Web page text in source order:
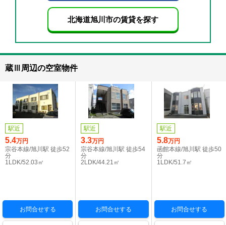
北海道旭川市の賃貸を探す
蔵Ⅲ周辺の空室物件
駅近
5.4万円
宗谷本線/旭川駅 徒歩52
分
1LDK/52.03㎡
お問合せする
駅近
3.3万円
宗谷本線/旭川駅 徒歩54
分
2LDK/44.21㎡
お問合せする
駅近
5.8万円
函館本線/旭川駅 徒歩50
分
1LDK/51.7㎡
お問合せする